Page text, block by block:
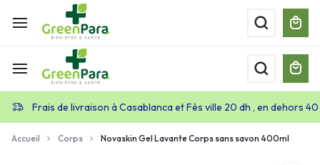
Frais de livraison à Casablanca et Fès ville 20 dh , en dehors
Accueil Corps Novaskin Gel Lavante Corps sans savon 400ml